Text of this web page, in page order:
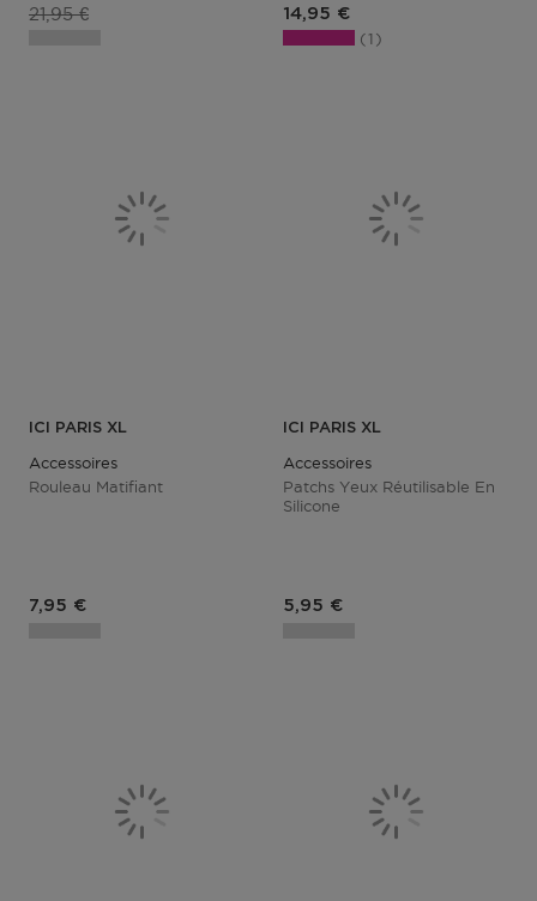
Prix du produit
21,95 € Prix du produit
14,95 €
1
ICI PARIS XL
Accessoires
Rouleau Matifiant
Prix du produit
7,95 €
ICI PARIS XL
Accessoires
Patchs Yeux Réutilisable En
Silicone
Prix du produit
5,95 €